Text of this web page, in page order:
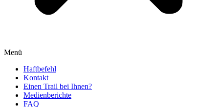
Menü
Haftbefehl
Kontakt
Einen Trail bei Ihnen?
Medienberichte
FAQ